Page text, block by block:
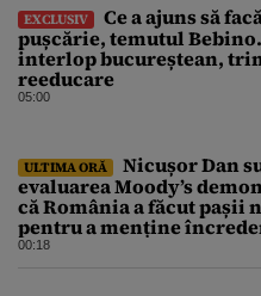
EXCLUSIV
Ce a ajuns să
pușcărie, temutul
interlop bucureștean,
reeducare
05:00
ULTIMA ORĂ
Nicușor Dan
evaluarea Moody’s
că România a făcut pașii
pentru a menține
investitorilor: „Totuși,
00:18